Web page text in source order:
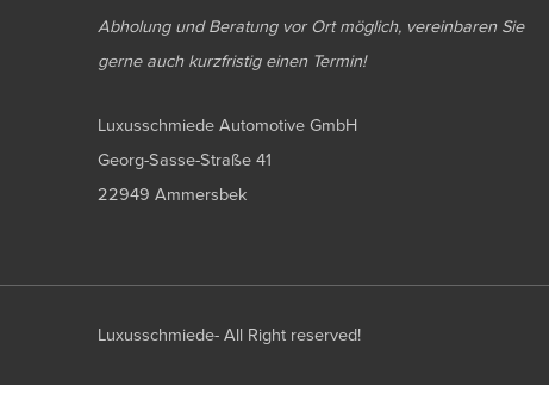
Abholung und Beratung vor Ort möglich, vereinbaren Sie
gerne auch kurzfristig einen Termin!
Luxusschmiede Automotive GmbH
Georg-Sasse-Straße 41
22949 Ammersbek
Luxusschmiede- All Right reserved!